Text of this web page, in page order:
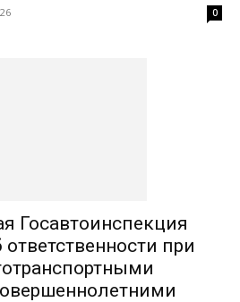
0
Госавтоинспекция
при